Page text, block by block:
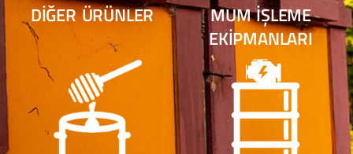
MUM İŞLEME
EKIPMANLARI
DIĞER ÜRÜNLER